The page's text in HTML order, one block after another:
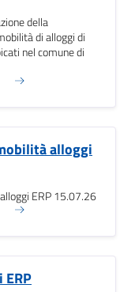
della
di alloggi di
nel comune di
alloggi
ERP 15.07.26